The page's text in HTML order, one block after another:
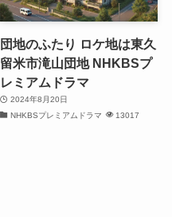
団地のふたり ロケ地は東久
留米市滝山団地 NHKBSプ
レミアムドラマ
2024年8月20日
NHKBSプレミアムドラマ
13017